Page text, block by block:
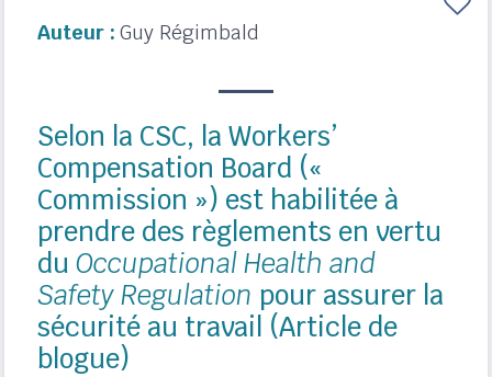
Auteur : Guy Régimbald
Selon la CSC, la Workers’
Compensation Board («
Commission ») est habilitée à
prendre des règlements en vertu
duOccupational Health and
Safety Regulation pour assurer la
sécurité au travail (Article de
blogue)